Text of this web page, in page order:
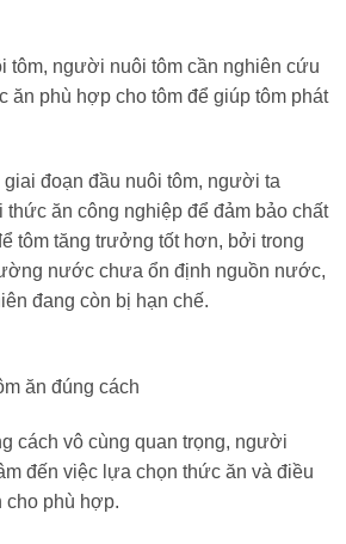
tôm, người nuôi tôm cần nghiên cứu
ăn phù hợp cho tôm để giúp tôm phát
đoạn đầu nuôi tôm, người ta
ăn công nghiệp để đảm bảo chất
tôm tăng trưởng tốt hơn, bởi trong
nước chưa ổn định nguồn nước,
đang còn bị hạn chế.
ăn đúng cách
cách vô cùng quan trọng, người
đến việc lựa chọn thức ăn và điều
phù hợp.